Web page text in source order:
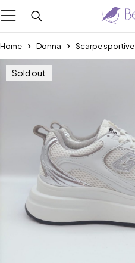
Home Donna Scarpe sportive
Sold out